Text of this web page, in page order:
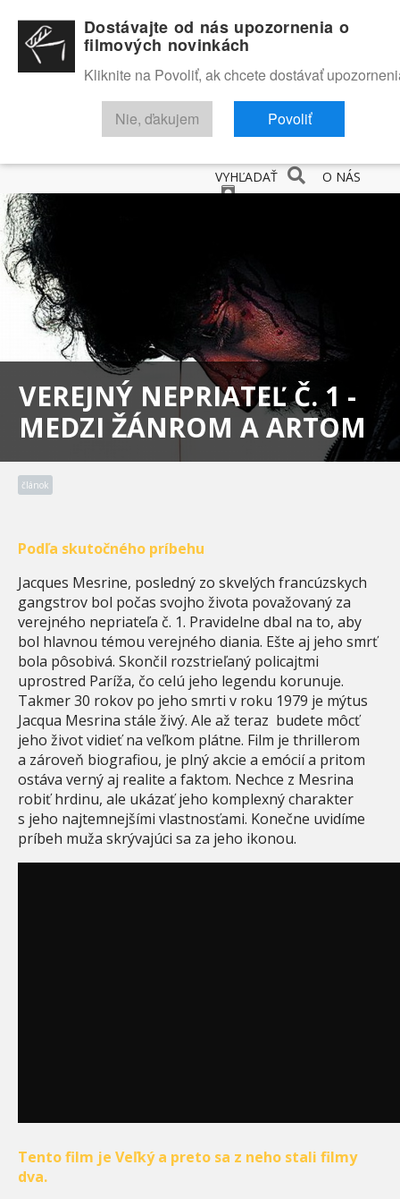
RECENZIE TRAILERY FILMOVÁ DATABÁZA
VYHĽADAŤ O NÁS
VEREJNÝ NEPRIATEĽ Č. 1 -
MEDZI ŽÁNROM A ARTOM
článok
Podľa skutočného príbehu
Jacques Mesrine, posledný zo skvelých francúzskych
gangstrov bol počas svojho života považovaný za
verejného nepriateľa č. 1. Pravidelne dbal na to, aby
bol hlavnou témou verejného diania. Ešte aj jeho smrť
bola pôsobivá. Skončil rozstrieľaný policajtmi
uprostred Paríža, čo celú jeho legendu korunuje.
Takmer 30 rokov po jeho smrti v roku 1979 je mýtus
Jacqua Mesrina stále živý. Ale až teraz budete môcť
jeho život vidieť na veľkom plátne. Film je thrillerom
a zároveň biografiou, je plný akcie a emócií a pritom
ostáva verný aj realite a faktom. Nechce z Mesrina
robiť hrdinu, ale ukázať jeho komplexný charakter
s jeho najtemnejšími vlastnosťami. Konečne uvidíme
príbeh muža skrývajúci sa za jeho ikonou.
Tento film je Veľký a preto sa z neho stali filmy
dva.
Dostávajte od nás upozornenia o
filmových novinkách
Kliknite na Povoliť, ak chcete dostávať
Nie, ďakujem Povoliť